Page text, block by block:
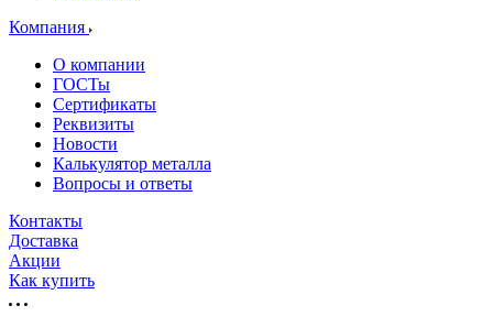
Компания
О компании
ГОСТы
Сертификаты
Реквизиты
Новости
Калькулятор металла
Вопросы и ответы
Контакты
Доставка
Акции
Как купить